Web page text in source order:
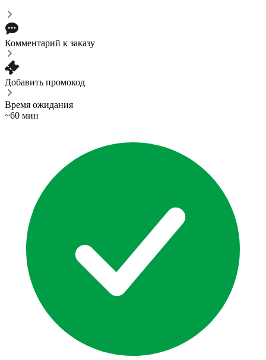
Комментарий к заказу
Добавить промокод
Время ожидания
~60 мин